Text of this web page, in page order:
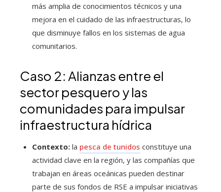
más amplia de conocimientos técnicos y una
mejora en el cuidado de las infraestructuras, lo
que disminuye fallos en los sistemas de agua
comunitarios.
Caso 2: Alianzas entre el
sector pesquero y las
comunidades para impulsar
infraestructura hídrica
Contexto: la pesca de tunidos constituye una
actividad clave en la región, y las compañías que
trabajan en áreas oceánicas pueden destinar
parte de sus fondos de RSE a impulsar iniciativas